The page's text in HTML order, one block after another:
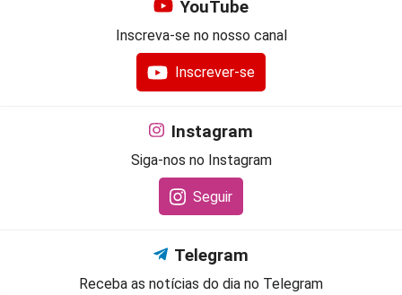
YouTube
Inscreva-se no nosso canal
Inscrever-se
Instagram
Siga-nos no Instagram
Seguir
Telegram
Receba as notícias do dia no Telegram